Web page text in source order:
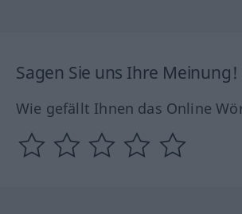
Sagen Sie uns Ihre Meinung!
Wie gefällt Ihnen das Online